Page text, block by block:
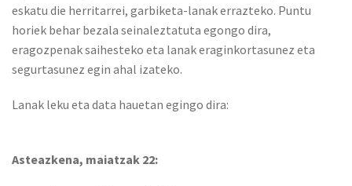
eskatu die herritarrei, garbiketa-lanak errazteko. Puntu
horiek behar bezala seinaleztatuta egongo dira,
eragozpenak saihesteko eta lanak eraginkortasunez eta
segurtasunez egin ahal izateko.
Lanak leku eta data hauetan egingo dira:
Asteazkena, maiatzak 22: